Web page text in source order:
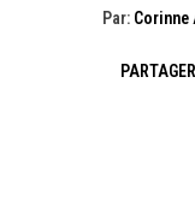
Par: Corinne